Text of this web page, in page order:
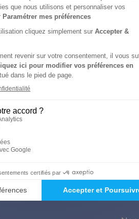
aux plus grands musées du
les talents à suivre, les
perspective.
bas